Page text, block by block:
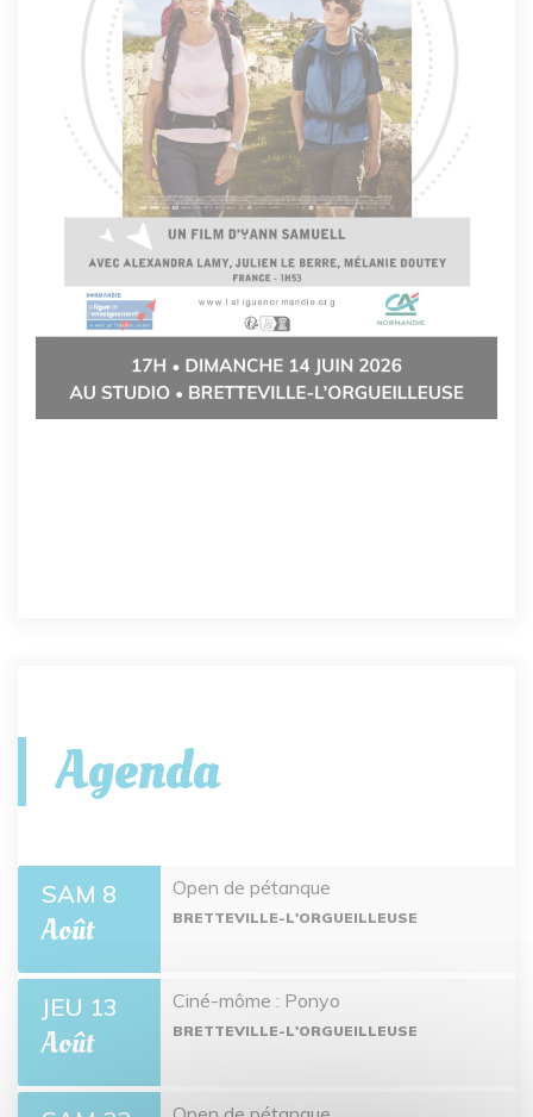
Agenda
SAM 8
Août
Open de pétanque
BRETTEVILLE-L'ORGUEILLEUSE
JEU 13
Août
Ciné-môme : Ponyo
BRETTEVILLE-L'ORGUEILLEUSE